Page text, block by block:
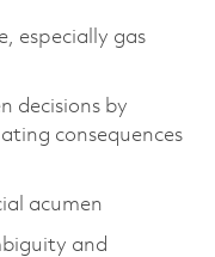
especially gas
decisions by
consequences
acumen
and